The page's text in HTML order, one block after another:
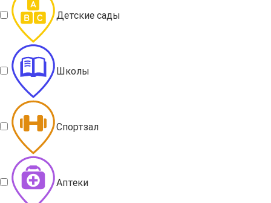
Детские сады
Школы
Спортзал
Аптеки